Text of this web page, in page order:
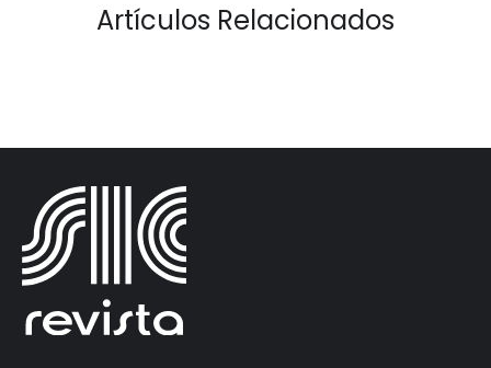
Artículos Relacionados